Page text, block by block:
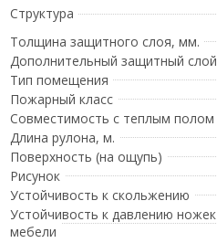
Структура
Толщина защитного слоя, мм.
Дополнительный защитный слой
Тип помещения
Пожарный класс
Совместимость с теплым полом
Длина рулона, м.
Поверхность (на ощупь)
Рисунок
Устойчивость к скольжению
Устойчивость к давлению ножек
мебели